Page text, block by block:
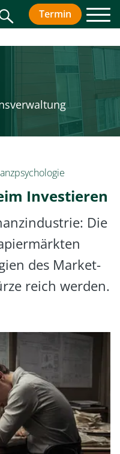
SucheTermin
Investieren
Die
des Market-
reich werden.